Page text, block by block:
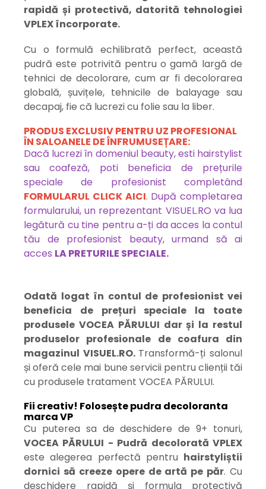
rapidă și protectivă, datorită tehnologiei
VPLEX încorporate.
Cu o formulă echilibrată perfect, această
pudră este potrivită pentru o gamă largă de
tehnici de decolorare, cum ar fi decolorarea
globală, șuvițele, tehnicile de balayage sau
decapaj, fie că lucrezi cu folie sau la liber.
PRODUS EXCLUSIV PENTRU UZ PROFESIONAL
ÎN SALOANELE DE ÎNFRUMUSEȚARE:
Dacă lucrezi în domeniul beauty, esti hairstylist
sau coafeză, poti beneficia de prețurile
speciale de profesionist completând
FORMULARUL CLICKAICI. După completarea
formularului, un reprezentant VISUEL.RO va lua
legătură cu tine pentru a-ți da acces la contul
tău de profesionist beauty, urmand să ai
acces LA PRETURILE SPECIALE.
Odată logat în contul de profesionist vei
beneficia de prețuri speciale la toate
produsele VOCEA PĂRULUI dar și la restul
produselor profesionale de coafura din
magazinul VISUEL.RO. Transformă-ți salonul
și oferă cele mai bune servicii pentru clienții tăi
cu produsele tratament VOCEA PĂRULUI.
Fii creativ! Folosește pudra decoloranta
marca VP
Cu puterea sa de deschidere de 9+ tonuri,
VOCEA PĂRULUI - Pudră decolorată VPLEX
este alegerea perfectă pentru hairstyliștii
dornici să creeze opere de artă pe păr. Cu
deschidere rapidă și formula protectivă